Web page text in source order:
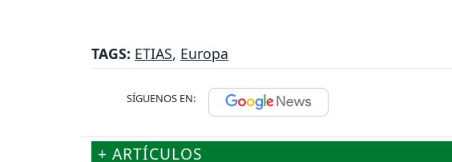
TAGS: ETIAS, Europa
SÍGUENOS EN:
+ ARTÍCULOS